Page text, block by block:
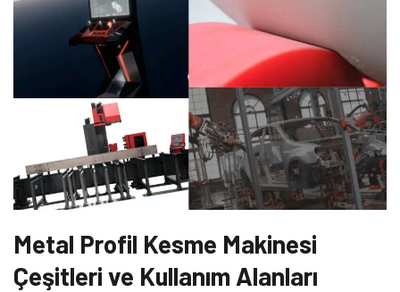
Metal Profil Kesme Makinesi
Çeşitleri ve Kullanım Alanları